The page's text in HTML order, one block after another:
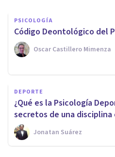
PSICOLOGÍA
Código Deontológico del
Oscar Castillero Mimenza
DEPORTE
¿Qué es la Psicología
secretos de una disciplina
Jonatan Suárez
Decálogo del
requisitos
profesionales de
profesión
Oscar Castillero Mimenza